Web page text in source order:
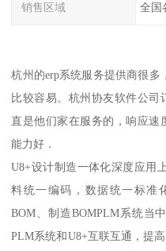
销售区域 全国
杭州的erp系统服务提供商很多
比较容易。杭州协友软件公
直是他们家在服务的，响应速
能力好．
U8+设计制造一体化深度应用
料统一编码，数据统一标准
BOM、制造BOMPLM系统当
PLM系统和U8+互联互通，提